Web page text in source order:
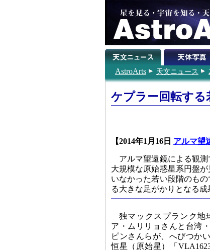
AstroArts 天文ニュース
ケプラー回転する
【2014年1月16日 アルマ望
アルマ望遠鏡による観
大規模な原始惑星系円盤
いなかった若い段階のも
る大きな足がかりとなる成
独マックスプランク地
ア・ムリリョさんと台湾
ピンさんらが、へびつか
恒星（原始星）「